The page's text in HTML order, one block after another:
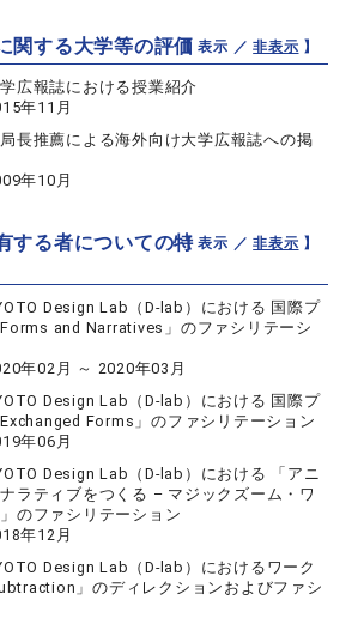
関する大学等の評価【 表示 ／非表示 】
広報誌における授業紹介
年11月
長推薦による海外向け大学広報誌への掲
年10月
する者についての特【 表示 ／非表示 】
Design Lab（D-lab）における 国際プ
and Narratives」のファシリテーシ
年02月 ～ 2020年03月
Design Lab（D-lab）における 国際プ
Forms」のファシリテーション
年06月
Design Lab（D-lab）における 「アニ
ラティブをつくる – マジックズーム・ワ
のファシリテーション
年12月
Design Lab（D-lab）におけるワーク
」のディレクションおよびファシ